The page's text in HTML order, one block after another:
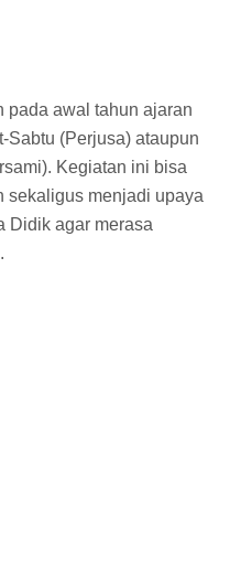
pada awal tahun ajaran
Sabtu (Perjusa) ataupun
Kegiatan ini bisa
sekaligus menjadi upaya
Didik agar merasa